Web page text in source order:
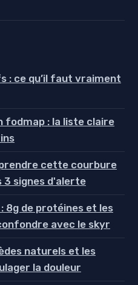
: ce qu’il faut vraiment
fodmap : la liste claire
cette courbure
signes d'alerte
8g de protéines et les
avec le skyr
naturels et les
la douleur